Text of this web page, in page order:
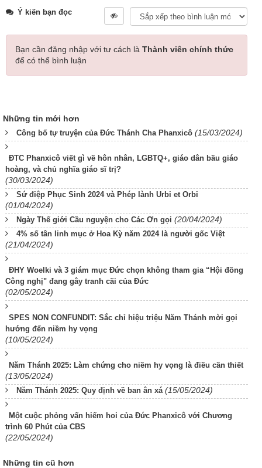
Ý kiến bạn đọc
Bạn cần đăng nhập với tư cách là Thành viên chính thức
để có thể bình luận
Những tin mới hơn
Công bố tự truyện của Đức Thánh Cha Phanxicô (15/03/2024)
ĐTC Phanxicô viết gì về hôn nhân, LGBTQ+, giáo dân bầu giáo
hoàng, và chủ nghĩa giáo sĩ trị?
(30/03/2024)
Sứ điệp Phục Sinh 2024 và Phép lành Urbi et Orbi
(01/04/2024)
Ngày Thế giới Cầu nguyện cho Các Ơn gọi (20/04/2024)
4% số tân linh mục ở Hoa Kỳ năm 2024 là người gốc Việt
(21/04/2024)
ĐHY Woelki và 3 giám mục Đức chọn không tham gia “Hội đồng
Công nghị" đang gây tranh cãi của Đức
(02/05/2024)
SPES NON CONFUNDIT: Sắc chỉ hiệu triệu Năm Thánh mời gọi
hướng đến niềm hy vọng
(10/05/2024)
Năm Thánh 2025: Làm chứng cho niềm hy vọng là điều cần thiết
(13/05/2024)
Năm Thánh 2025: Quy định về ban ân xá (15/05/2024)
Một cuộc phỏng vấn hiếm hoi của Đức Phanxicô với Chương
trình 60 Phút của CBS
(22/05/2024)
Những tin cũ hơn